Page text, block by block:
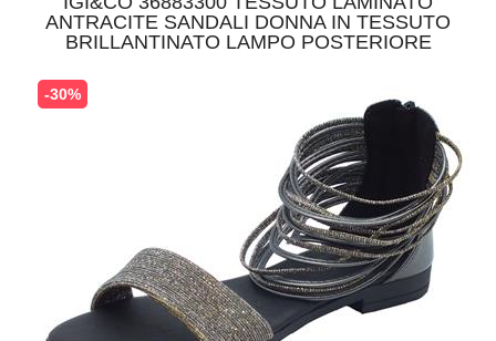
ANTRACITE SANDALI DONNA IN TESSUTO
BRILLANTINATO LAMPO POSTERIORE
-30%